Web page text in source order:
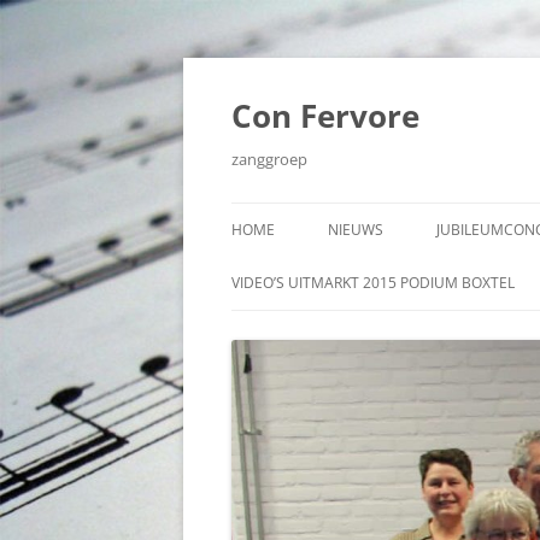
Ga
de
inhoud
Con Fervore
zanggroep
HOME NIEUWS
VIDEO’S
NOVEMBER
VIDEO’S UITMARKT 2015 PODIUM BOXTEL